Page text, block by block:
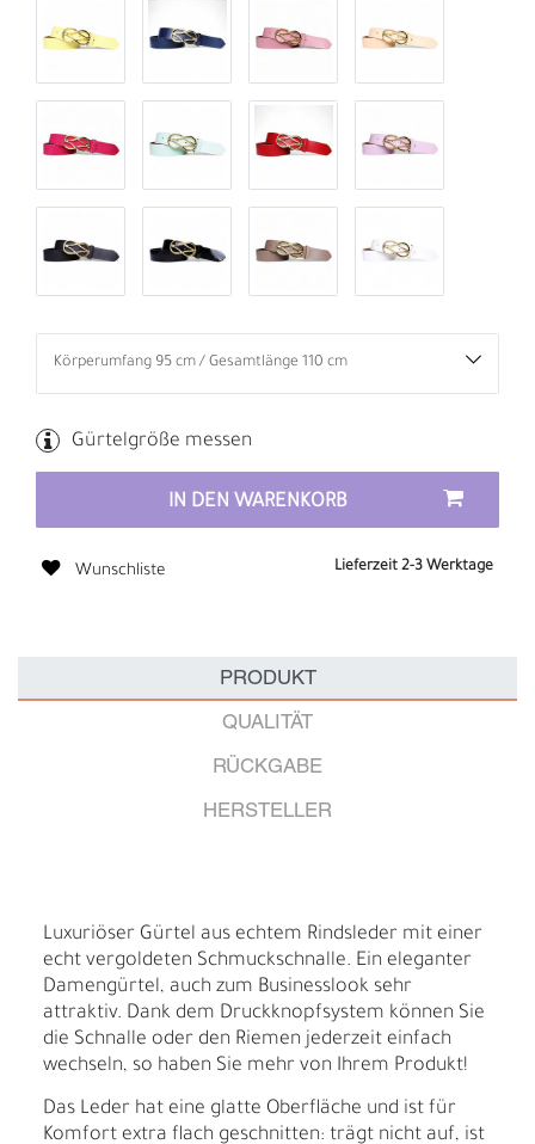
Gürtelgröße messen
IN DEN WARENKORB
Wunschliste Lieferzeit 2-3 Werktage
PRODUKT
QUALITÄT
RÜCKGABE
HERSTELLER
Luxuriöser Gürtel aus echtem Rindsleder mit einer
echt vergoldeten Schmuckschnalle. Ein eleganter
Damengürtel, auch zum Businesslook sehr
attraktiv. Dank dem Druckknopfsystem können Sie
die Schnalle oder den Riemen jederzeit einfach
wechseln, so haben Sie mehr von Ihrem Produkt!
Das Leder hat eine glatte Oberfläche und ist für
Komfort extra flach geschnitten: trägt nicht auf, ist